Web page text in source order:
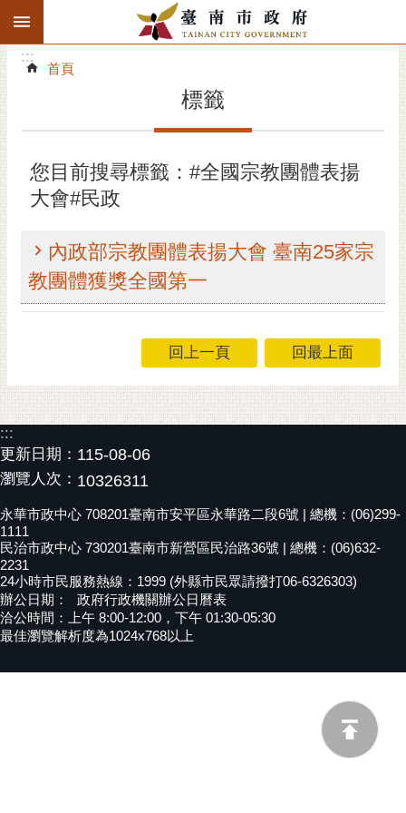
跳到主要內容區塊
搜
階
精彩府城
市府動態
市府團隊
主題服務
市民互動
黃
偉
哲
螢
光
花
泉
桐
花
祭
:::
:::
首頁
標籤
您目前搜尋標籤：#全國宗教團體表揚
大會#民政
內政部宗教團體表揚大會 臺南25家宗
教團體獲獎全國第一
回上一頁 回最上面
:::
更新日期： 115-08-06
瀏覽人次： 10326311
永華市政中心 708201臺南市安平區永華路二段6號 | 總機：(06)299-
1111
民治市政中心 730201臺南市新營區民治路36號 | 總機：(06)632-
2231
24小時市民服務熱線：1999 (外縣市民眾請撥打06-6326303)
辦公日期：
政府行政機關辦公日曆表
洽公時間：上午 8:00-12:00，下午 01:30-05:30
最佳瀏覽解析度為1024x768以上